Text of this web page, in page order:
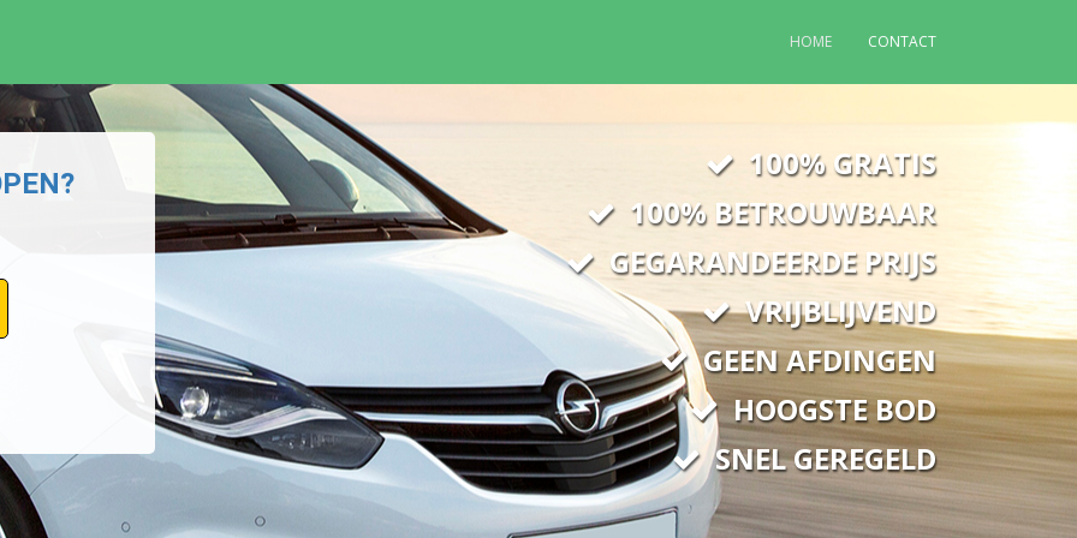
HOME CONTACT
100% GRATIS
100% BETROUWBAAR
GEGARANDEERDE PRIJS
VRIJBLIJVEND
GEEN AFDINGEN
HOOGSTE BOD
SNEL GEREGELD